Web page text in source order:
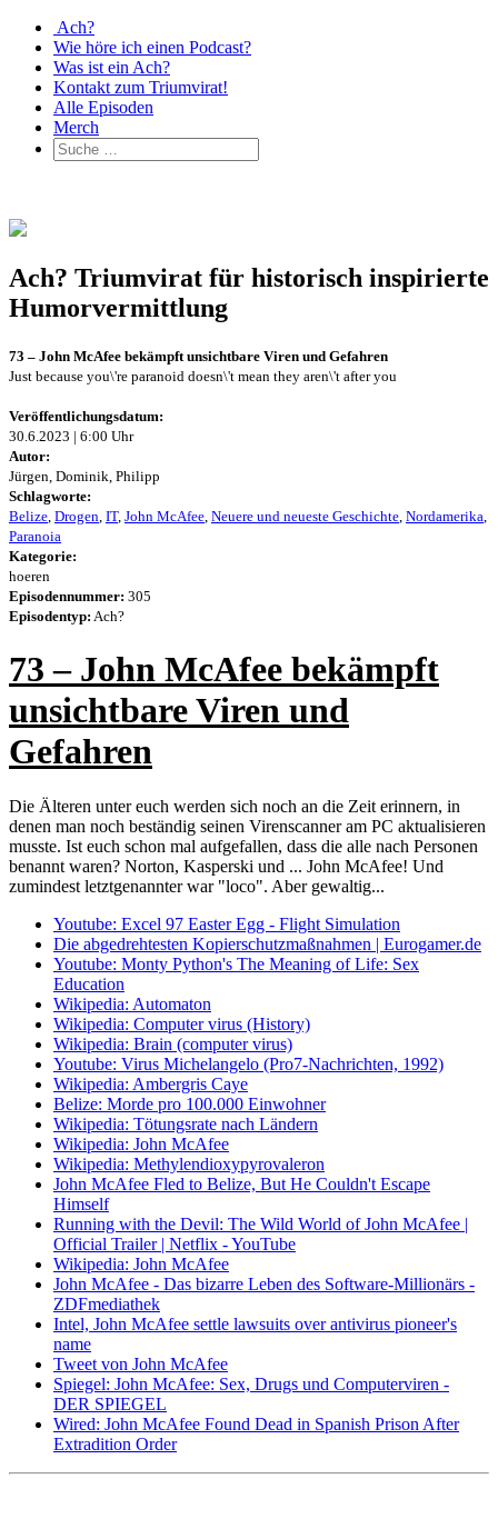
Ach?
Wie höre ich einen Podcast?
Was ist ein Ach?
Kontakt zum Triumvirat!
Alle Episoden
Merch
Ach? Triumvirat für historisch inspirierte
Humorvermittlung
73 – John McAfee bekämpft unsichtbare Viren und Gefahren
Just because you\'re paranoid doesn\'t mean they aren\'t after you
Veröffentlichungsdatum:
30.6.2023 | 6:00 Uhr
Autor:
Jürgen, Dominik, Philipp
Schlagworte:
Belize Drogen IT, John McAfee Neuere und neueste Geschichte Nordamerika
Paranoia
Kategorie:
hoeren
Episodennummer: 305
Episodentyp: Ach?
73 – John McAfee bekämpft
unsichtbare Viren und
Gefahren
Die Älteren unter euch werden sich noch an die Zeit erinnern, in
denen man noch beständig seinen Virenscanner am PC aktualisieren
musste. Ist euch schon mal aufgefallen, dass die alle nach Personen
benannt waren? Norton, Kasperski und ... John McAfee! Und
zumindest letztgenannter war "loco". Aber gewaltig...
Youtube: Excel 97 Easter Egg - Flight Simulation
Die abgedrehtesten Kopierschutzmaßnahmen | Eurogamer.de
Youtube: Monty Python's The Meaning of Life: Sex
Education
Wikipedia: Automaton
Wikipedia: Computer virus (History)
Wikipedia: Brain (computer virus)
Youtube: Virus Michelangelo (Pro7-Nachrichten, 1992)
Wikipedia: Ambergris Caye
Belize: Morde pro 100.000 Einwohner
Wikipedia: Tötungsrate nach Ländern
Wikipedia: John McAfee
Wikipedia: Methylendioxypyrovaleron
John McAfee Fled to Belize, But He Couldn't Escape
Himself
Running with the Devil: The Wild World of John McAfee |
Official Trailer | Netflix - YouTube
Wikipedia: John McAfee
John McAfee - Das bizarre Leben des Software-Millionärs -
ZDFmediathek
Intel, John McAfee settle lawsuits over antivirus pioneer's
name
Tweet von John McAfee
Spiegel: John McAfee: Sex, Drugs und Computerviren -
DER SPIEGEL
Wired: John McAfee Found Dead in Spanish Prison After
Extradition Order